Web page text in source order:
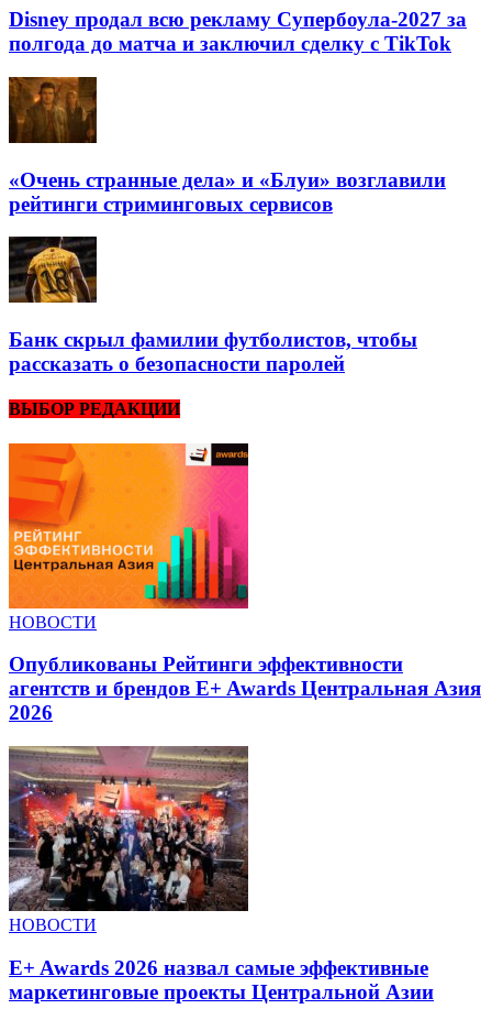
Disney продал всю рекламу Супербоула-2027 за
полгода до матча и заключил сделку с TikTok
«Очень странные дела» и «Блуи» возглавили
рейтинги стриминговых сервисов
Банк скрыл фамилии футболистов, чтобы
рассказать о безопасности паролей
ВЫБОР РЕДАКЦИИ
НОВОСТИ
Опубликованы Рейтинги эффективности
агентств и брендов E+ Awards Центральная Азия
2026
НОВОСТИ
E+ Awards 2026 назвал самые эффективные
маркетинговые проекты Центральной Азии